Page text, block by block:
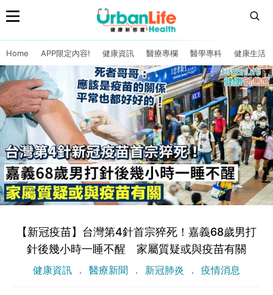
Home APP限定內容! 健康資訊 醫療專欄 醫學專科 健康生活
【新冠疫苗】台灣第4針首宗猝死！嘉義68歲男打
針後幾小時一睡不醒 家屬質疑或與疫苗有關
健康資訊 醫療新聞 新冠肺炎 疫情消息